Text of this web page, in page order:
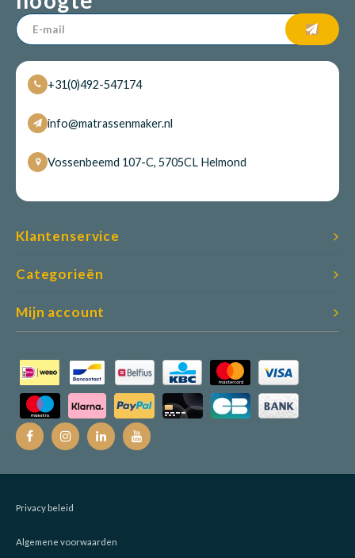
+31(0)492-547174
info@matrassenmaker.nl
Vossenbeemd 107-C, 5705CL Helmond
Categorieën
Klantenservice
Mijn account
Privacy beleid
Algemene voorwaarden